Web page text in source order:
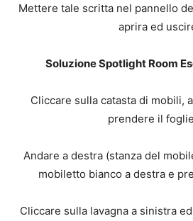
Mettere tale scritta nel pannello
aprira ed
Soluzione Spotlight Room
Cliccare sulla catasta di mobili,
prendere il
Andare a destra (stanza del
mobiletto bianco a destra e
Cliccare sulla lavagna a sinistra